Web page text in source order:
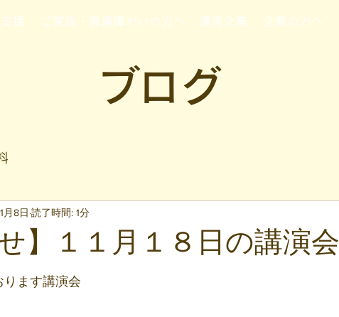
援 ご家族・発達障がいの方へ 運営企業 企業の方へ
ブログ
】１１月１８日の講演会
月8日 読了時間: 1分
ります講演会